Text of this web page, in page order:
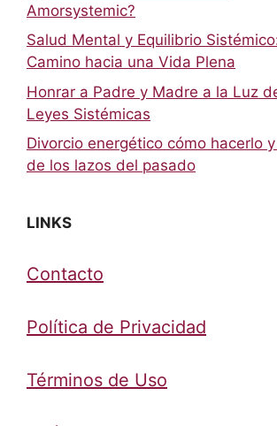
Amorsystemic?
Salud Mental y Equilibrio
Camino hacia una Vida Plena
Honrar a Padre y Madre a la Luz
Leyes Sistémicas
Divorcio energético cómo hacerlo
de los lazos del pasado
LINKS
Contacto
Política de Privacidad
Términos de Uso